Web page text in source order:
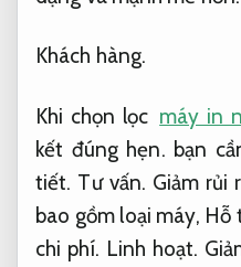
Khách hàng.
Khi chọn lọc máy in
kết đúng hẹn. bạn
tiết. Tư vấn. Giảm rủi
bao gồm loại máy, Hỗ
chi phí. Linh hoạt.